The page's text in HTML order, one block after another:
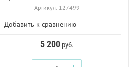
Артикул:127499
Добавить к сравнению
5 200руб.